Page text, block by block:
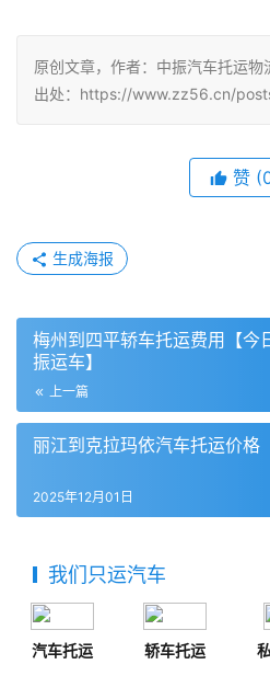
原创文章，作者：中振汽车托运
出处：https://www.zz56.cn/
赞 (
生成海报
梅州到四平轿车托运费用【今
振运车】
上一篇
丽江到克拉玛依汽车托运价格
2025年12月01日
我们只运汽车
汽车托运 轿车托运